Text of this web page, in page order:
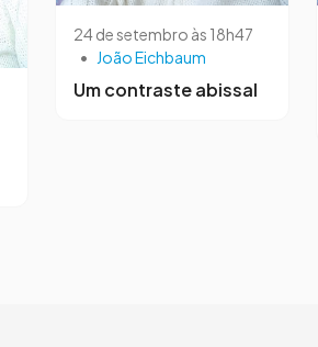
24 de setembro às 18h47
• João Eichbaum
Um contraste abissal